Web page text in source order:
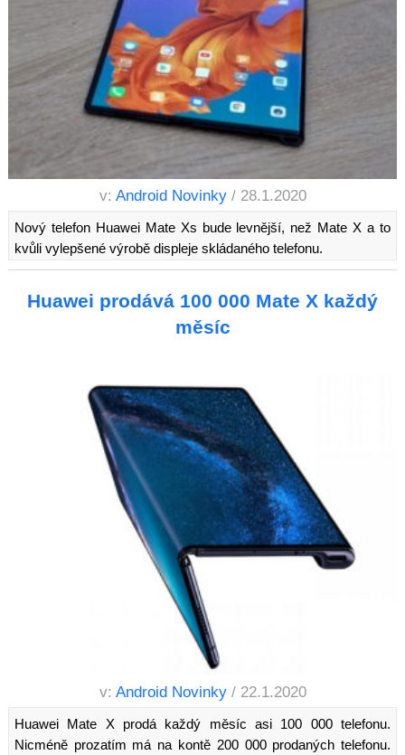
v: Android Novinky / 28.1.2020
Nový telefon Huawei Mate Xs bude levnější, než Mate X a to
kvůli vylepšené výrobě displeje skládaného telefonu.
Huawei prodává 100 000 Mate X každý
měsíc
v: Android Novinky / 22.1.2020
Huawei Mate X prodá každý měsíc asi 100 000 telefonu.
Nicméně prozatím má na kontě 200 000 prodaných telefonu.